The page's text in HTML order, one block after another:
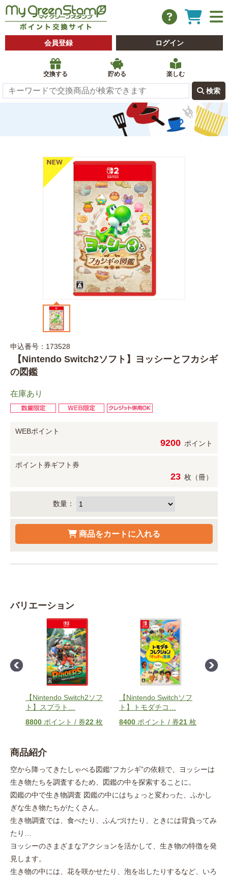
会員登録 ログイン
交換する 貯める 楽しむ
 検索
申込番号：173528
【Nintendo Switch2ソフト】ヨッシーとフカシギ
の図鑑
在庫あり
WEBポイント
9200 ポイント
ポイント券ギフト券
23 枚（冊）
数量：
バリエーション
【Nintendo Switch2ソフ
ト】スプラト
8800 ポイント / 券22 枚
【Nintendo Switchソフ
ト】トモダチコ
8400 ポイント / 券21 枚
商品紹介
空から降ってきたしゃべる図鑑“フカシギ”の依頼で、ヨッシーは
生き物たちを調査するため、図鑑の中を探索することに。
図鑑の中で生き物調査 図鑑の中にはちょっと変わった、ふかし
ぎな生き物たちがたくさん。
生き物調査では、食べたり、ふんづけたり、ときには背負ってみ
たり…
ヨッシーのさまざまなアクションを活かして、生き物の特徴を発
見します。
生き物の中には、花を咲かせたり、泡を出したりするなど、いろ